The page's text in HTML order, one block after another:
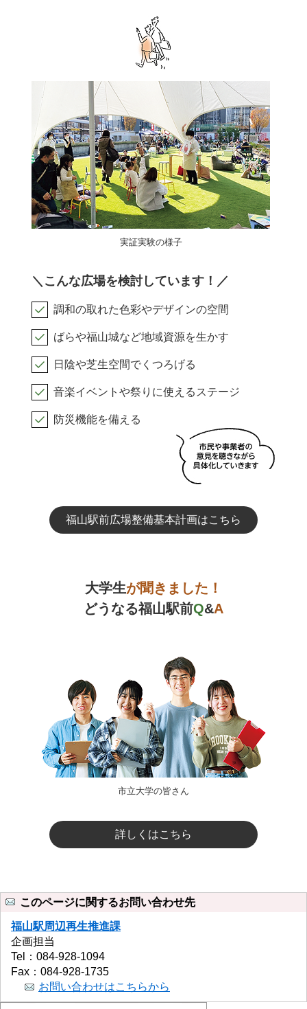
実証実験の様子
＼こんな広場を検討しています！／
調和の取れた色彩やデザインの空間
ばらや福山城など地域資源を生かす
日陰や芝生空間でくつろげる
音楽イベントや祭りに使えるステージ
防災機能を備える
福山駅前広場整備基本計画はこちら
大学生が聞きました！
どうなる福山駅前Q&A
市立大学の皆さん
詳しくはこちら
このページに関するお問い合わせ先
福山駅周辺再生推進課
企画担当
Tel：084-928-1094
Fax：084-928-1735
お問い合わせはこちらから